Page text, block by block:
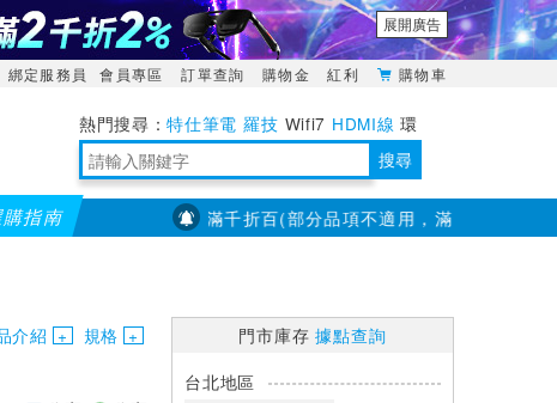
展開廣告
綁定服務員 會員專區 訂單查詢 購物金 紅利 購物車
特仕筆電 羅技 Wifi7 HDMI線 環
境量測 明緯POWER 搜尋
購指南
【PX大通】全館滿千折百(部分品項不適用，滿2千折200...)
介紹 規格 門市庫存據點查詢
台北地區